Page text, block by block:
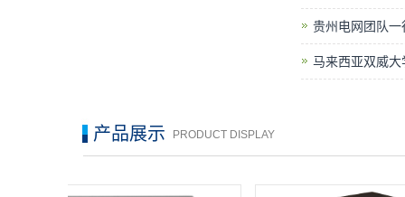
贵州电网团队一
马来西亚双威
产品展示 PRODUCT DISPLAY